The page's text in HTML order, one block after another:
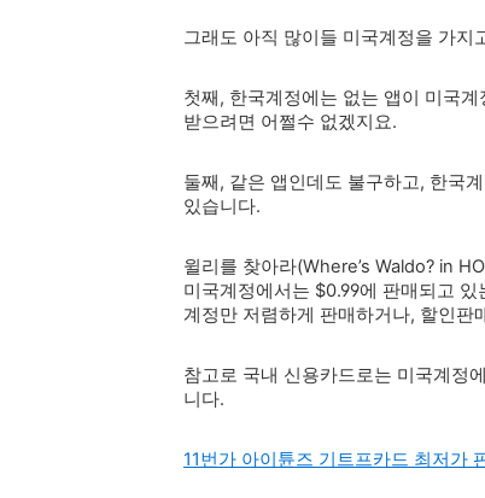
그래도 아직 많이들 미국계정을 가지
첫째, 한국계정에는 없는 앱이 미국
받으려면 어쩔수 없겠지요.
둘째, 같은 앱인데도 불구하고, 한국
있습니다.
윌리를 찾아라(Where’s Waldo? in
미국계정에서는 $0.99에 판매되고
계정만 저렴하게 판매하거나, 할인판
참고로 국내 신용카드로는 미국계정
니다.
11번가 아이튠즈 기트프카드 최저가